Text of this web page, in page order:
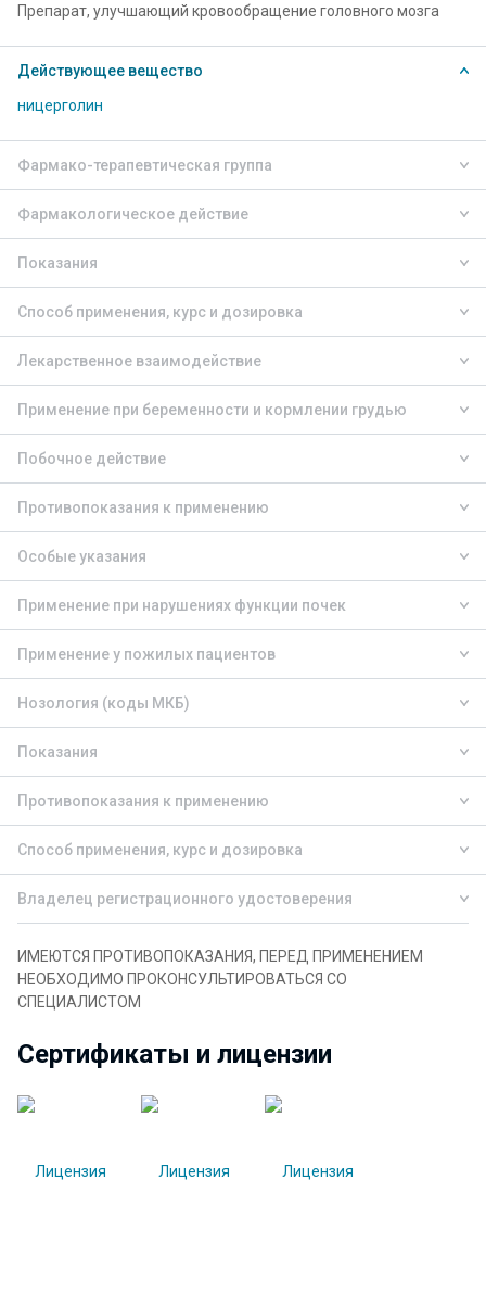
Препарат, улучшающий кровообращение головного мозга
Действующее вещество
ницерголин
Фармако-терапевтическая группа
Фармакологическое действие
Показания
Способ применения, курс и дозировка
Лекарственное взаимодействие
Применение при беременности и кормлении грудью
Побочное действие
Противопоказания к применению
Особые указания
Применение при нарушениях функции почек
Применение у пожилых пациентов
Нозология (коды МКБ)
Показания
Противопоказания к применению
Способ применения, курс и дозировка
Владелец регистрационного удостоверения
ИМЕЮТСЯ ПРОТИВОПОКАЗАНИЯ, ПЕРЕД ПРИМЕНЕНИЕМ
НЕОБХОДИМО ПРОКОНСУЛЬТИРОВАТЬСЯ СО
СПЕЦИАЛИСТОМ
Сертификаты и лицензии